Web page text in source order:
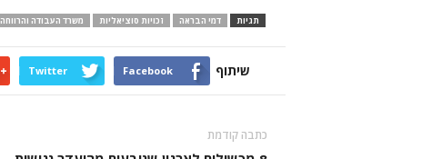
תגיות דמי הבראה זכויות סוציאליות משרד העבודה והרווחה
שיתוף Facebook
Twitter
כתבה קודמת